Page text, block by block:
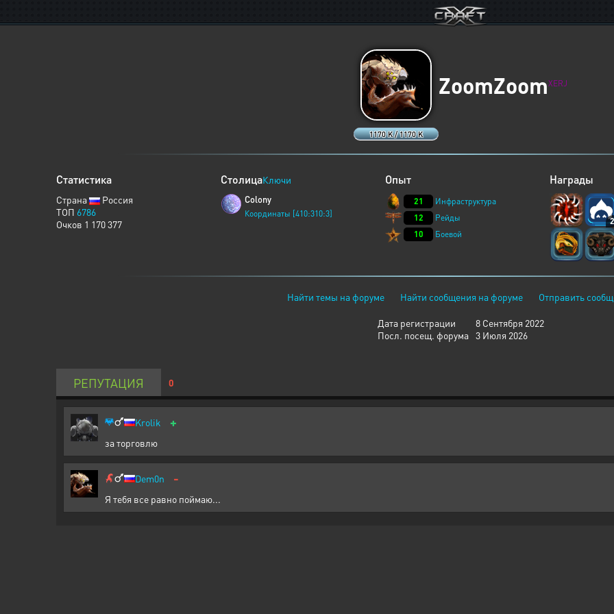
1170 K / 1170 K
ZoomZoomXERJ
Статистика
Страна
Россия
ТОП 6786
Очков 1 170 377
СтолицаКлючи
Colony
Координаты [410:310:3]
Опыт
21
Инфраструктура
12
Рейды
10
Боевой
Награды
2
Найти темы на форуме Найти сообщения на форуме Отправить
Дата регистрации
8 Сентября 2022
Посл. посещ. форума 3 Июля 2026
РЕПУТАЦИЯ 0
Krolik +
за торговлю
Dem0n -
Я тебя все равно поймаю...